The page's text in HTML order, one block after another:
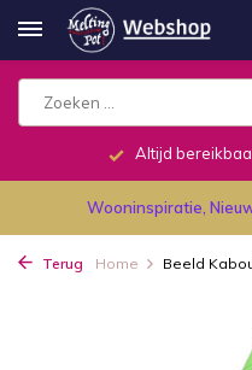
Altijd
Wooninspiratie,
Terug Home Beeld